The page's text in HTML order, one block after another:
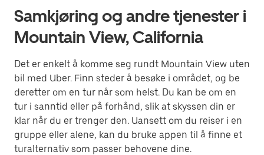
Samkjøring og andre tjenester i
Mountain View, California
Det er enkelt å komme seg rundt Mountain View uten
bil med Uber. Finn steder å besøke i området, og be
deretter om en tur når som helst. Du kan be om en
tur i sanntid eller på forhånd, slik at skyssen din er
klar når du er trenger den. Uansett om du reiser i en
gruppe eller alene, kan du bruke appen til å finne et
turalternativ som passer behovene dine.